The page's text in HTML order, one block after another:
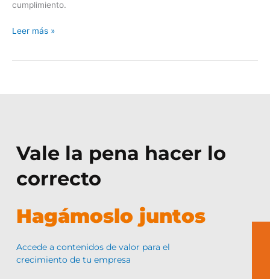
cumplimiento.
Leer más »
Vale la pena hacer lo
correcto
Hagámoslo juntos
Accede a contenidos de valor para el
crecimiento de tu empresa